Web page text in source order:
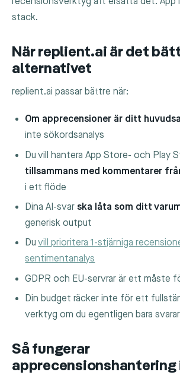
stack.
När replient.ai är det
alternativet
replient.ai passar bättre när:
Om apprecensioner är ditt
inte sökordsanalys
Du vill hantera App Store- och Play
tillsammans med kommentarer
i ett flöde
Dina AI-svarska låta som ditt
generisk output
Duvill prioritera 1-stjärniga
sentimentanalys
GDPR och EU-servrar är ett måste
Din budget räcker inte för ett
verktyg om du egentligen bara
Så fungerar
apprecensionshantering